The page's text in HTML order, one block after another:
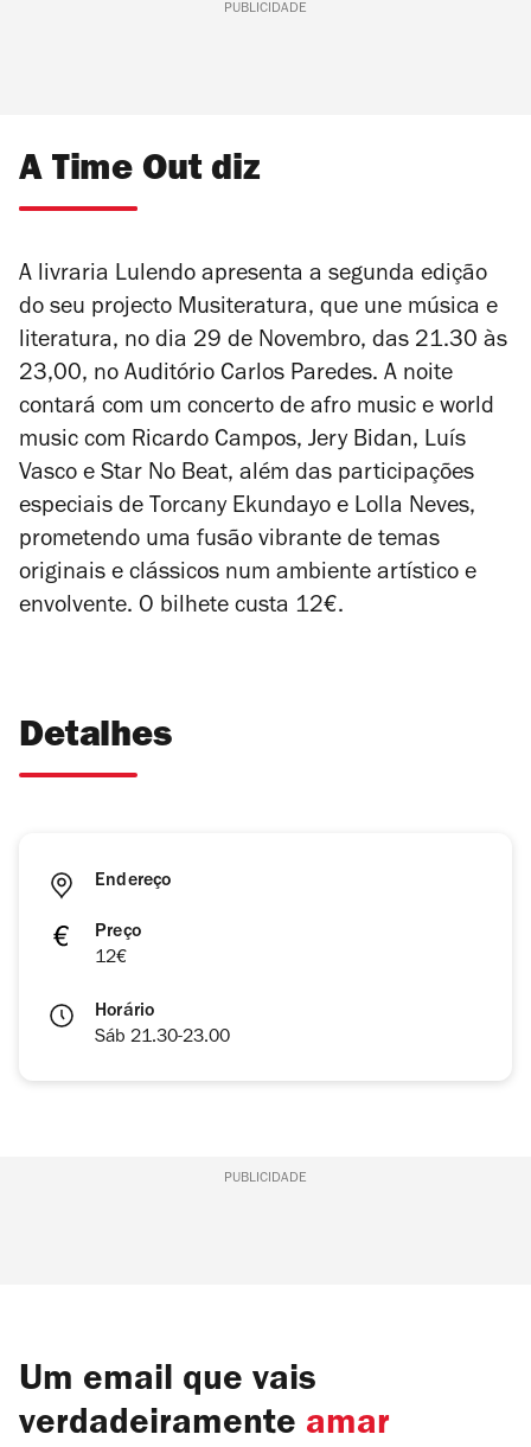
PUBLICIDADE
A Time Out diz
A livraria Lulendo apresenta a segunda edição
do seu projecto Musiteratura, que une música e
literatura, no dia 29 de Novembro, das 21.30 às
23,00, no Auditório Carlos Paredes. A noite
contará com um concerto de afro music e world
music com Ricardo Campos, Jery Bidan, Luís
Vasco e Star No Beat, além das participações
especiais de Torcany Ekundayo e Lolla Neves,
prometendo uma fusão vibrante de temas
originais e clássicos num ambiente artístico e
envolvente. O bilhete custa 12€.
Detalhes
Endereço
Preço
12€
Horário
Sáb 21.30-23.00
PUBLICIDADE
Um email que vais
verdadeiramente amar